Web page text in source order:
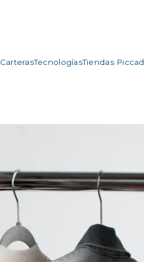
CarterasTecnologíasTiendas